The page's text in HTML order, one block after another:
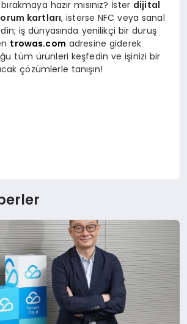
hazır mısınız? İster dijital
kartları, isterse NFC veya sanal
iş dünyasında yenilikçi bir duruş
trowas.com adresine giderek
tüm ürünleri keşfedin ve işinizi bir
çözümlerle tanışın!